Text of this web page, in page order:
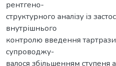
рентгено-
структурного аналізу із
внутрішнього
контролю введення
супроводжу-
валося збільшенням ступеня